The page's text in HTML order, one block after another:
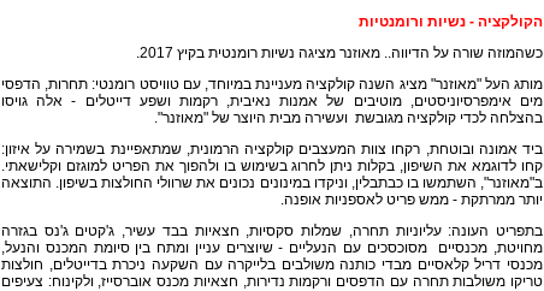
הקולקציה - נשיות ורומנטיות
כשהמוזה שורה על הדיווה.. מאוזנר מציגה נשיות רומנטית בקיץ 2017.
מותג העל "מאוזנר" מציג השנה קולקציה מעניינת במיוחד, עם טוויסט רומנטי: תחרות, הדפסי
מים אימפרסיוניסטים, מוטיבים של אמנות נאיבית, רקמות ושפע דייטלים - אלה גויסו
בהצלחה לכדי קולקציה מגובשת ועשירה מבית היוצר של "מאוזנר".
ביד אמונה ובוטחת, רקחו צוות המעצבים קולקציה הרמונית, שמתאפיינת בשמירה על איזון:
קחו לדוגמא את השיפון, בקלות ניתן לחרוג בשימוש בו ולהפוך את הפריט למוגזם וקלישאתי.
ב"מאוזנר", השתמשו בו כבתבלין, וניקדו במינונים נכונים את שרוולי החולצות בשיפון. התוצאה
יותר ממרתקת - ממש פריט לאספניות אופנה.
בתפריט העונה: עליוניות תחרה, שמלות סקסיות, חצאיות בבד עשיר, ג'קטים ג'נס בגזרה
מחויטת, מכנסיים מסוכסכים עם הנעליים - שיוצרים עניין ומתח בין סיומת המכנס והנעל,
מכנסי דריל קלאסיים מבדי כותנה משולבים בלייקרה עם השקעה ניכרת בדייטלים, חולצות
טריקו משולבות תחרה עם הדפסים ורקמות נדירות, חצאיות מכנס אוברסייז, ולקינוח: צעיפים